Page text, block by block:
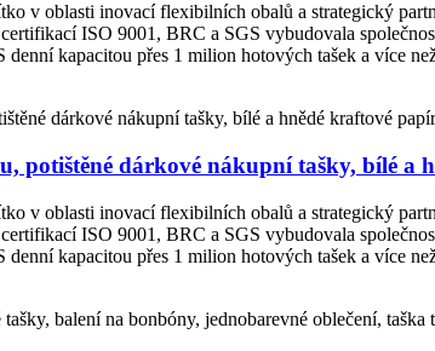
v oblasti inovací flexibilních obalů a strategický
ISO 9001, BRC a SGS vybudovala
denní kapacitou přes 1 milion hotových tašek a více
potištěné dárkové nákupní tašky, bílé
v oblasti inovací flexibilních obalů a strategický
ISO 9001, BRC a SGS vybudovala
denní kapacitou přes 1 milion hotových tašek a více